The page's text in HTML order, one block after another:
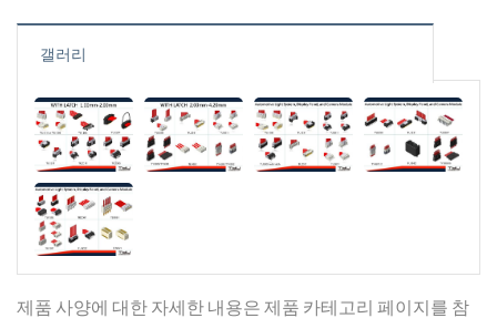
갤러리
제품 사양에 대한 자세한 내용은 제품 카테고리 페이지를 참